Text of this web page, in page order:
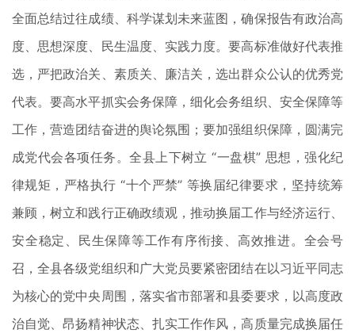
全面总结过往成绩、科学谋划未来蓝图，确保报告有政治高
度、思想深度、民生温度、实践力度。要高标准做好代表推
选，严把政治关、素质关、廉洁关，选出群众公认的优秀党
代表。要高水平抓实会务保障，细化会务组织、安全保障等
工作，营造团结奋进的舆论氛围；要加强组织保障，圆满完
成党代会各项任务。全县上下树立 “一盘棋” 思想，强化纪
律规矩，严格执行 “十个严禁” 等换届纪律要求，坚持统筹
兼顾，树立和践行正确政绩观，推动换届工作与经济运行、
安全稳定、民生保障等工作有序衔接、高效推进。全会号
召，全县各级党组织和广大党员要紧密团结在以习近平同志
为核心的党中央周围，落实省市部署和县委要求，以高度政
治自觉、昂扬精神状态、扎实工作作风，高质量完成换届任